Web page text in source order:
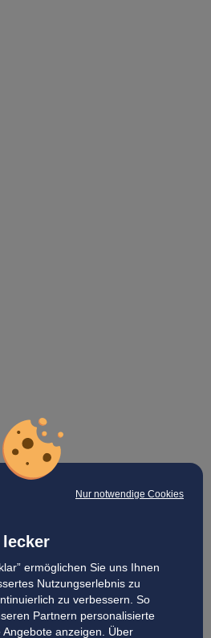
Nur notwendige Cookies
ermöglichen Sie uns Ihnen
Nutzungserlebnis zu
zu verbessern. So
Partnern personalisierte
anzeigen. Über